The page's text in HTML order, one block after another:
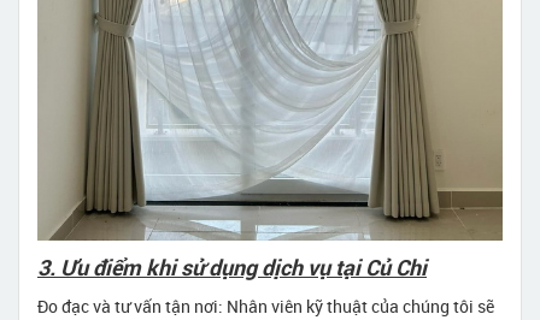
3. Ưu điểm khi sử dụng dịch vụ tại Củ Chi
Đo đạc và tư vấn tận nơi: Nhân viên kỹ thuật của chúng tôi sẽ